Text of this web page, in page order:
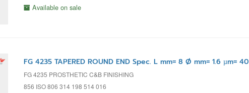
Available on sale
FG 4235 TAPERED ROUND END Spec. L mm= 8 Ø mm= 1.6 µm= 40
FG 4235 PROSTHETIC C&B FINISHING
856 ISO 806 314 198 514 016